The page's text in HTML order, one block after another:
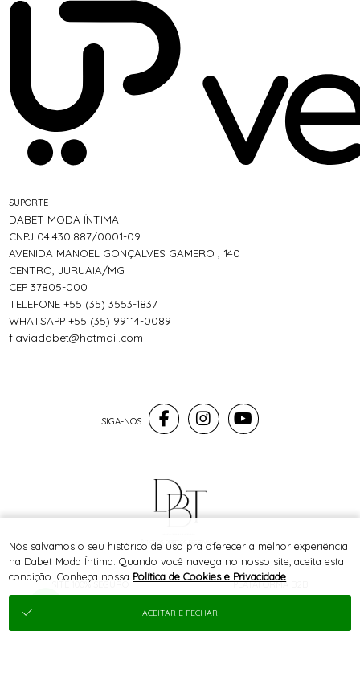
SITE 100% SEGURO PLATAFORMA B2B
SUPORTE
DABET MODA ÍNTIMA
CNPJ 04.430.887/0001-09
AVENIDA MANOEL GONÇALVES GAMERO , 140
CENTRO, JURUAIA/MG
CEP 37805-000
TELEFONE +55 (35) 3553-1837
WHATSAPP +55 (35) 99114-0089
flaviadabet@hotmail.com
® TODOS DIREITOS RESERVADOS
Nós salvamos o seu histórico de uso pra oferecer a melhor experiência
na Dabet Moda Íntima. Quando você navega no nosso site, aceita esta
condição. Conheça nossa Política de Cookies e Privacidade
ACEITAR E FECHAR